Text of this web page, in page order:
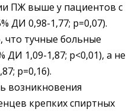
ПЖ выше у пациентов с
ДИ 0,98-1,77; р=0,07).
что тучные больные
ДИ 1,09-1,87; р<0,01), а не
р=0,16).
возникновения
крепких спиртных